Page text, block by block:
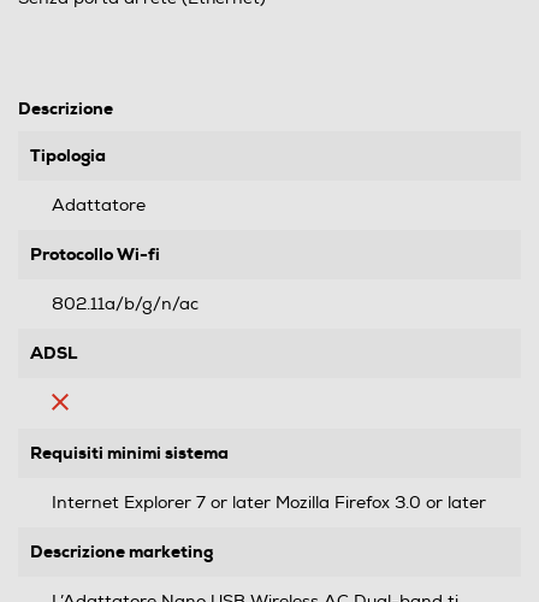
Descrizione
Tipologia
Adattatore
Protocollo Wi-fi
802.11a/b/g/n/ac
ADSL
Requisiti minimi sistema
Internet Explorer 7 or later Mozilla Firefox 3.0 or later
Descrizione marketing